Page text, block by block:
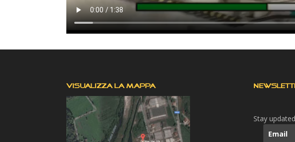
VISUALIZZA LA MAPPA
Stay